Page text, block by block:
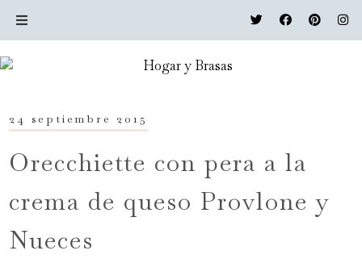
24 septiembre 2015
Orecchiette con pera a la
crema de queso Provlone y
Nueces